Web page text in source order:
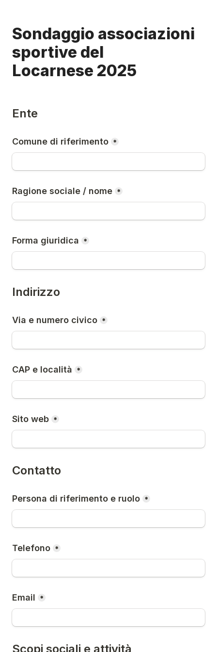
Sondaggio associazioni
sportive del
Locarnese 2025
Ente
Comune di riferimento *
Ragione sociale / nome *
Forma giuridica *
Indirizzo
Via e numero civico *
CAP e località *
Sito web *
Contatto
Persona di riferimento e ruolo *
Telefono *
Email *
Scopi sociali e attività